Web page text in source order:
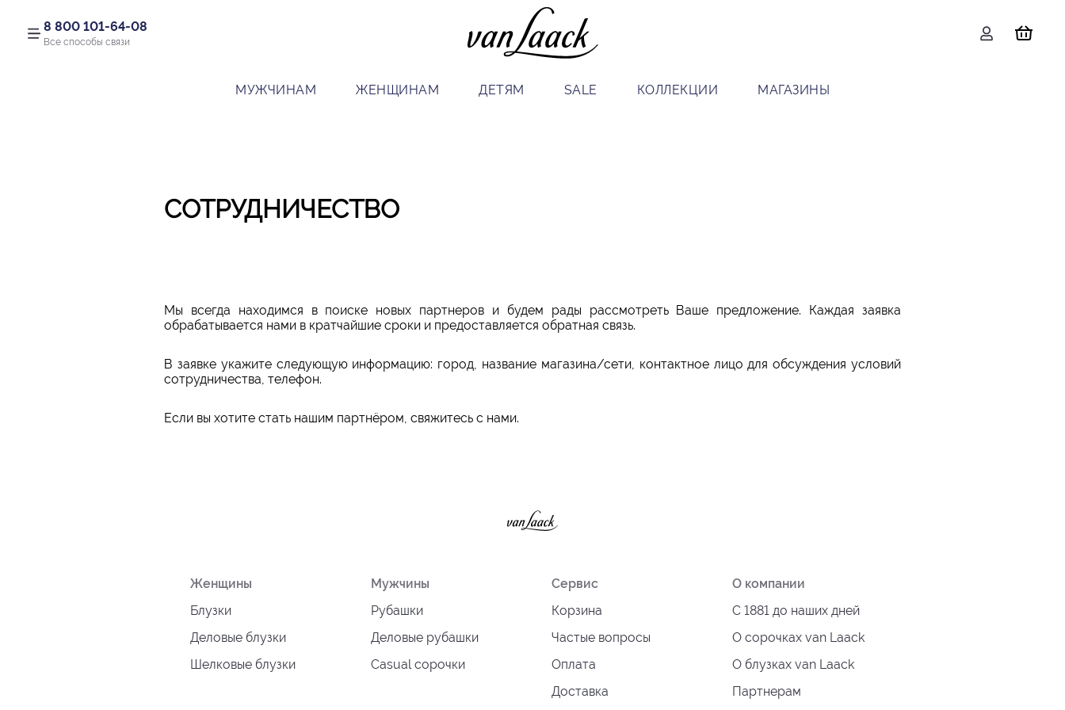
8 800 101-64-08
Все способы связи
МУЖЧИНАМ ЖЕНЩИНАМ ДЕТЯМ SALE КОЛЛЕКЦИИ МАГАЗИНЫ
СОТРУДНИЧЕСТВО
Мы всегда находимся в поиске новых партнеров и будем рады рассмотреть Ваше предложение. Каждая заявка
обрабатывается нами в кратчайшие сроки и предоставляется обратная связь.
В заявке укажите следующую информацию: город, название магазина/сети, контактное лицо для обсуждения условий
сотрудничества, телефон.
Если вы хотите стать нашим партнёром, свяжитесь с нами.
Женщины
Блузки
Деловые блузки
Шелковые блузки
Мужчины
Рубашки
Деловые рубашки
Casual сорочки
Сервис
Корзина
Частые вопросы
Оплата
Доставка
О компании
С 1881 до наших дней
О сорочках van Laack
О блузках van Laack
Партнерам